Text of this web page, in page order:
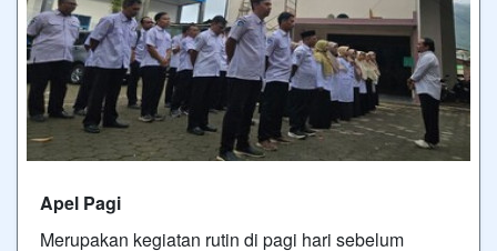
Apel Pagi
Merupakan kegiatan rutin di pagi hari sebelum